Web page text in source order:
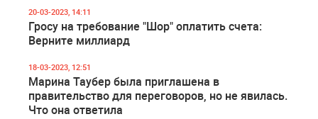
20-03-2023, 14:11
Гросу на требование "Шор" оплатить счета:
Верните миллиард
18-03-2023, 12:51
Марина Таубер была приглашена в
правительство для переговоров, но не явилась.
Что она ответила